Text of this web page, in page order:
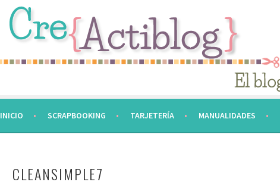
INICIO SCRAPBOOKING TARJETERÍA MANUALIDADES
CLEANSIMPLE7